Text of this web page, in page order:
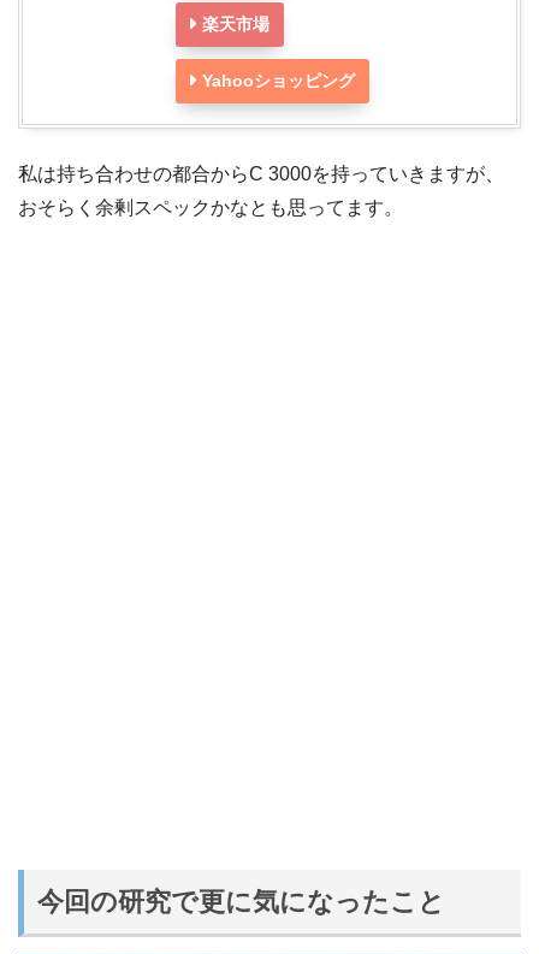
楽天市場
Yahooショッピング
私は持ち合わせの都合からC 3000を持っていきますが、
おそらく余剰スペックかなとも思ってます。
今回の研究で更に気になったこと